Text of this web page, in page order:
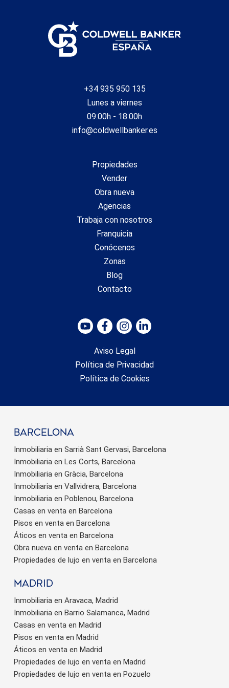
+34 935 950 135
Lunes a viernes
09:00h - 18:00h
info@coldwellbanker.es
Propiedades
Vender
Obra nueva
Agencias
Trabaja con nosotros
Franquicia
Conócenos
Zonas
Blog
Contacto
Aviso Legal
Política de Privacidad
Política de Cookies
barcelona
Inmobiliaria en Sarrià Sant Gervasi, Barcelona
Inmobiliaria en Les Corts, Barcelona
Inmobiliaria en Gràcia, Barcelona
Inmobiliaria en Vallvidrera, Barcelona
Inmobiliaria en Poblenou, Barcelona
Casas en venta en Barcelona
Pisos en venta en Barcelona
Áticos en venta en Barcelona
Obra nueva en venta en Barcelona
Propiedades de lujo en venta en Barcelona
Madrid
Inmobiliaria en Aravaca, Madrid
Inmobiliaria en Barrio Salamanca, Madrid
Casas en venta en Madrid
Pisos en venta en Madrid
Áticos en venta en Madrid
Propiedades de lujo en venta en Madrid
Propiedades de lujo en venta en Pozuelo